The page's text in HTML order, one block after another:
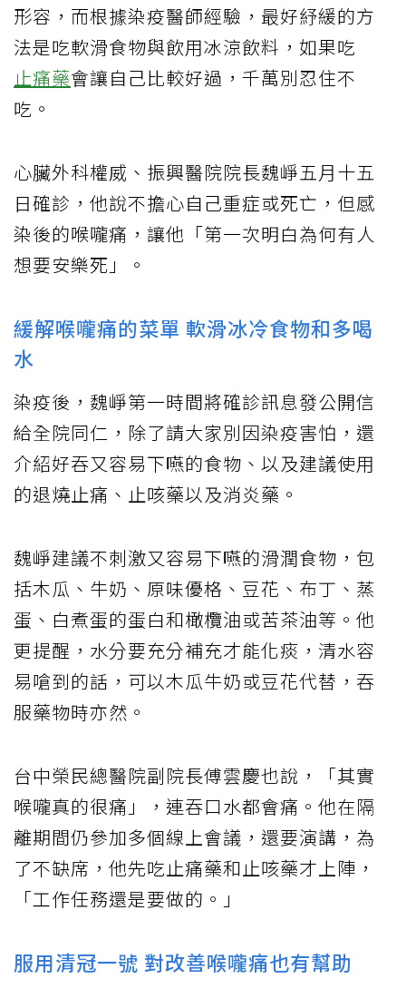
形容，而根據染疫醫師經驗，最好紓緩的方
法是吃軟滑食物與飲用冰涼飲料，如果吃
止痛藥會讓自己比較好過，千萬別忍住不
吃。
心臟外科權威、振興醫院院長魏崢五月十五
日確診，他說不擔心自己重症或死亡，但感
染後的喉嚨痛，讓他「第一次明白為何有人
想要安樂死」。
緩解喉嚨痛的菜單 軟滑冰冷食物和多喝
水
染疫後，魏崢第一時間將確診訊息發公開信
給全院同仁，除了請大家別因染疫害怕，還
介紹好吞又容易下嚥的食物、以及建議使用
的退燒止痛、止咳藥以及消炎藥。
魏崢建議不刺激又容易下嚥的滑潤食物，包
括木瓜、牛奶、原味優格、豆花、布丁、蒸
蛋、白煮蛋的蛋白和橄欖油或苦茶油等。他
更提醒，水分要充分補充才能化痰，清水容
易嗆到的話，可以木瓜牛奶或豆花代替，吞
服藥物時亦然。
台中榮民總醫院副院長傅雲慶也說，「其實
喉嚨真的很痛」，連吞口水都會痛。他在隔
離期間仍參加多個線上會議，還要演講，為
了不缺席，他先吃止痛藥和止咳藥才上陣，
「工作任務還是要做的。」
服用清冠一號 對改善喉嚨痛也有幫助